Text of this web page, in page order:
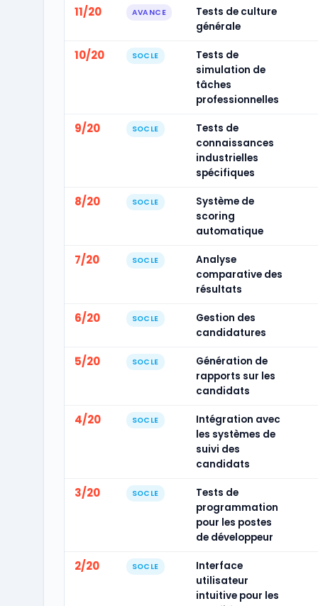
11/20 AVANCE
Tests de culture
générale
10/20 SOCLE
Tests de
simulation de
tâches
professionnelles
9/20 SOCLE
Tests de
connaissances
industrielles
spécifiques
8/20 SOCLE
Système de
scoring
automatique
7/20 SOCLE
Analyse
comparative des
résultats
6/20 SOCLE
Gestion des
candidatures
5/20 SOCLE
Génération de
rapports sur les
candidats
4/20 SOCLE
Intégration avec
les systèmes de
suivi des
candidats
3/20 SOCLE
Tests de
programmation
pour les postes
de développeur
2/20 SOCLE
Interface
utilisateur
intuitive pour les